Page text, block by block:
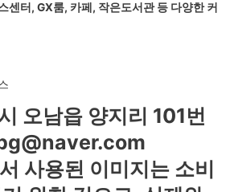
센터, GX룸, 카페, 작은도서관 등 다양한 커
오남읍 양지리 101번
사용된 이미지는 소비